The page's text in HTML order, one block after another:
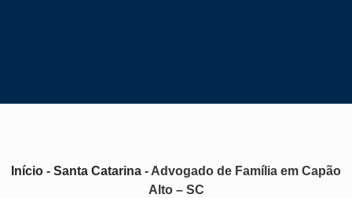
Início - Santa Catarina - Advogado de Família em Capão
Alto – SC